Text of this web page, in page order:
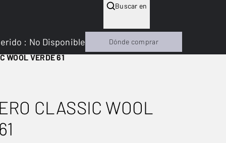
Buscar en
WOOL VERDE 61
CLASSIC WOOL
: No Disponible Dónde comprar